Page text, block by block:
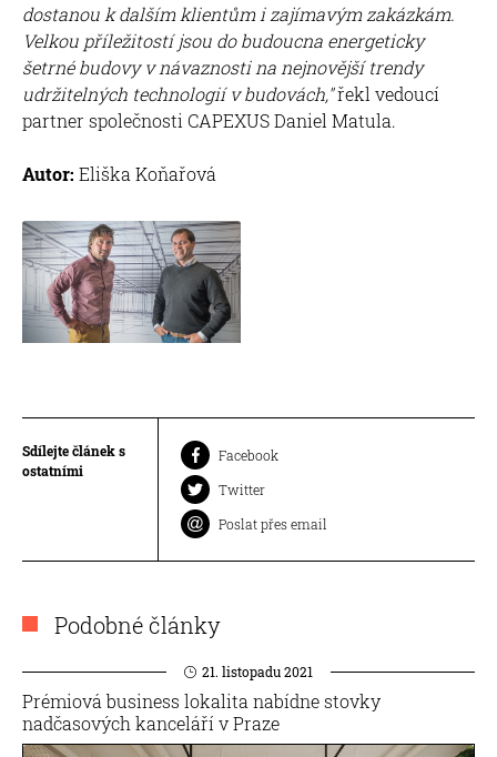
dostanou k dalším klientům i zajímavým zakázkám.
Velkou příležitostí jsou do budoucna energeticky
šetrné budovy v návaznosti na nejnovější trendy
udržitelných technologií v budovách,"řekl vedoucí
partner společnosti CAPEXUS Daniel Matula.
Autor: Eliška Koňařová
Sdílejte článek s
ostatními
Facebook
Twitter
Poslat přes email
Podobné články
21. listopadu 2021
Prémiová business lokalita nabídne stovky
nadčasových kanceláří v Praze